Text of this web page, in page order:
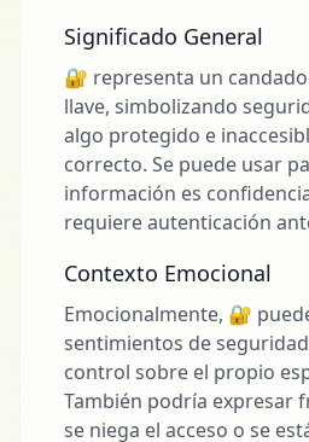
Significado General
🔐 representa un
llave, simbolizando
algo protegido e
correcto. Se puede usar
información es
requiere autenticación
Contexto Emocional
Emocionalmente, 🔐
sentimientos de
control sobre el propio
También podría expresar
se niega el acceso o se